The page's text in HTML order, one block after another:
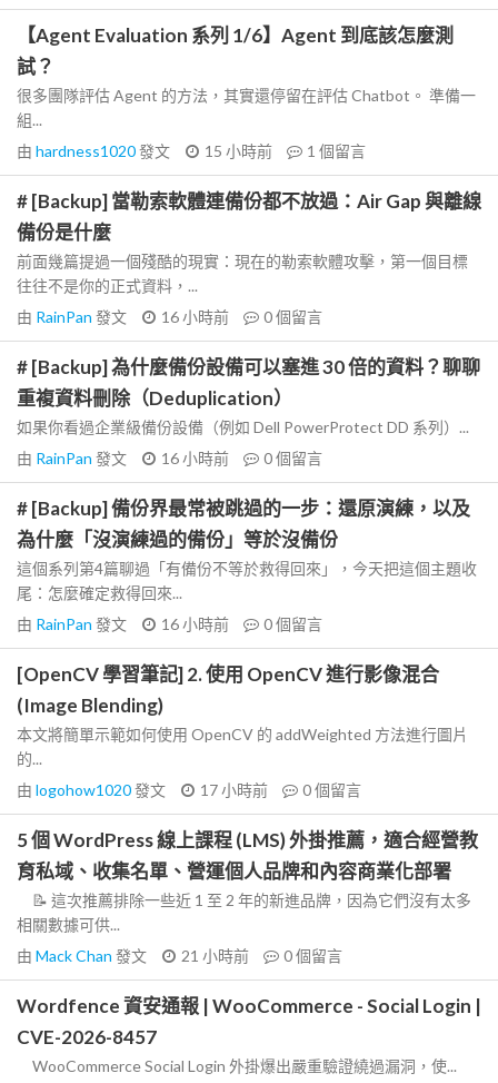
【Agent Evaluation 系列 1/6】Agent 到底該怎麼測
試？
很多團隊評估 Agent 的方法，其實還停留在評估 Chatbot。 準備一
組...
由 hardness1020發文 15 小時前 1 個留言
# [Backup] 當勒索軟體連備份都不放過：Air Gap 與離線
備份是什麼
前面幾篇提過一個殘酷的現實：現在的勒索軟體攻擊，第一個目標
往往不是你的正式資料，...
由 RainPan 發文 16 小時前 0個留言
# [Backup] 為什麼備份設備可以塞進 30 倍的資料？聊聊
重複資料刪除（Deduplication）
如果你看過企業級備份設備（例如 Dell PowerProtect DD 系列）...
由 RainPan 發文 16 小時前 0個留言
# [Backup] 備份界最常被跳過的一步：還原演練，以及
為什麼「沒演練過的備份」等於沒備份
這個系列第4篇聊過「有備份不等於救得回來」，今天把這個主題收
尾：怎麼確定救得回來...
由 RainPan 發文 16 小時前 0個留言
[OpenCV 學習筆記] 2. 使用 OpenCV 進行影像混合
(Image Blending)
本文將簡單示範如何使用 OpenCV 的 addWeighted 方法進行圖片
的...
由 logohow1020發文 17 小時前 0個留言
5 個 WordPress 線上課程 (LMS) 外掛推薦，適合經營教
育私域、收集名單、營運個人品牌和內容商業化部署
📝 這次推薦排除一些近 1 至 2 年的新進品牌，因為它們沒有太多
相關數據可供...
由 Mack Chan 發文 21 小時前 0個留言
Wordfence 資安通報 | WooCommerce - Social Login |
CVE-2026-8457
WooCommerce Social Login 外掛爆出嚴重驗證繞過漏洞，使...